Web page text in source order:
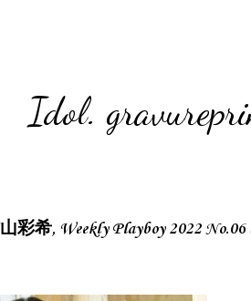
Idol.
彩希, Weekly Playboy 2022